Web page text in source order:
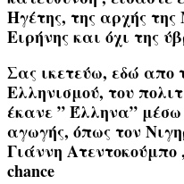
Ηγέτης, της αρχής
Ειρήνης και όχι της
Σας ικετεύω, εδώ απο
Ελληνισμού, του
έκανε ” Έλληνα” μέσω
αγωγής, όπως τον
Γιάννη Ατεντοκούμπο
chance